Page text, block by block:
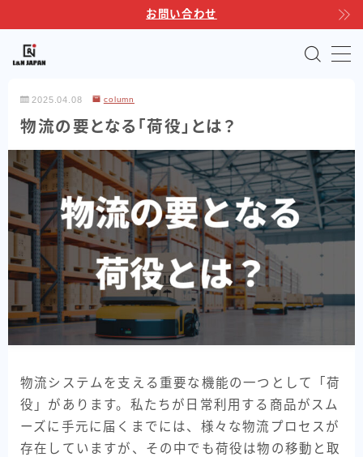
お問い合わせ
MENU
サポートサービス
製品ラインナップ
自動運転フォークリフト
Linkores AGF
Linkores AGF スタッカー
Linkores AGF 水平搬送モデル
Linkores AGF CBD20H
標準型シャトル
重量型シャトル
薄型シャトル
2025.04.08 column
物流の要となる「荷役」とは？
物流システムを支える重要な機能の一つとして「荷
役」があります。私たちが日常利用する商品がスム
ーズに手元に届くまでには、様々な物流プロセスが
存在していますが、その中でも荷役は物の移動と取